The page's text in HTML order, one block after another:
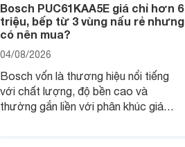
Bosch PUC61KAA5E giá chỉ hơn 6
triệu, bếp từ 3 vùng nấu rẻ nhưng
có nên mua?
04/08/2026
Bosch vốn là thương hiệu nổi tiếng
với chất lượng, độ bền cao và
thường gắn liền với phân khúc giá